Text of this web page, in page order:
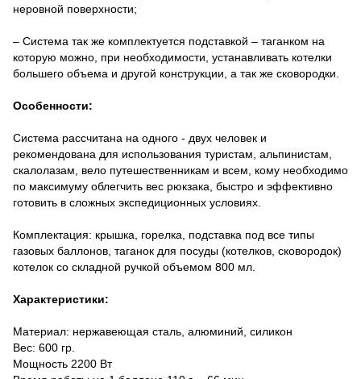
неровной поверхности;
– Система так же комплектуется подставкой – таганком на
которую можно, при необходимости, устанавливать котелки
большего объема и другой конструкции, а так же сковородки.
Особенности:
Система рассчитана на одного - двух человек и
рекомендована для использования туристам, альпинистам,
скалолазам, вело путешественникам и всем, кому необходимо
по максимуму облегчить вес рюкзака, быстро и эффективно
готовить в сложных экспедиционных условиях.
Комплектация: крышка, горелка, подставка под все типы
газовых баллонов, таганок для посуды (котелков, сковородок)
котелок со складной ручкой объемом 800 мл.
Характеристики:
Материал: нержавеющая сталь, алюминий, силикон
Вес: 600 гр.
Мощность 2200 Вт